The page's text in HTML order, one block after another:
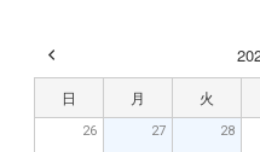
日 月 火
26 27 28